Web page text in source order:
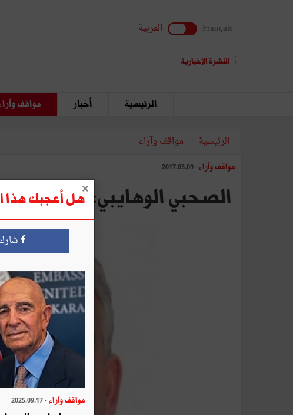
Français العربية
النشرة الإخبارية
الرئيسية أخبار مواقف
الرئيسية مواقف وآراء
مواقف وآراء - 2017.03.09
هل أعجبك هذا
مواقف وآراء - 2025.09.17